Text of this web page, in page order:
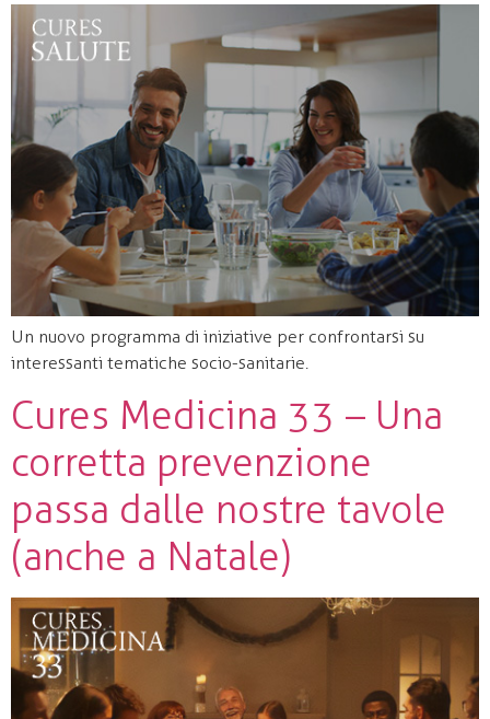
Un nuovo programma di iniziative per confrontarsi su
interessanti tematiche socio-sanitarie.
Cures Medicina 33 – Una
corretta prevenzione
passa dalle nostre tavole
(anche a Natale)